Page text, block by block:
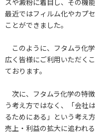
スや澱粉に着目し、その機
最近ではフィルム化やカプ
ことができました。
このように、フタムラ化
広く皆様にご利用いただく
ております。
次に、フタムラ化学の特
う考え方ではなく、「会社
るためにある」という考え
売上・利益の拡大に追われ